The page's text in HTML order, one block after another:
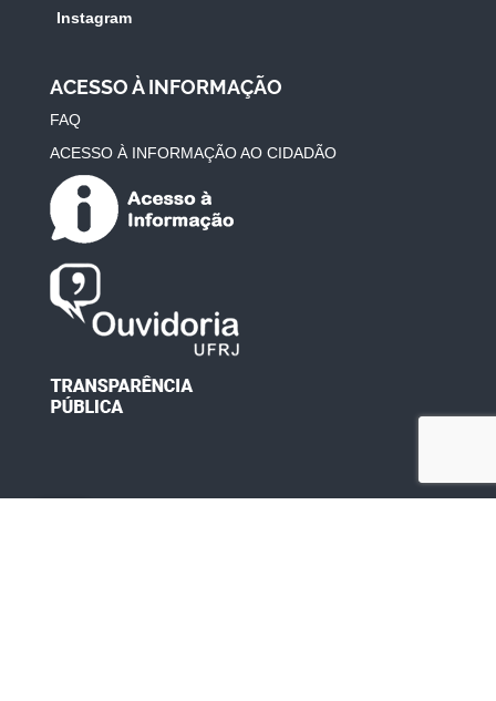
Instagram
ACESSO À INFORMAÇÃO
FAQ
ACESSO À INFORMAÇÃO AO CIDADÃO